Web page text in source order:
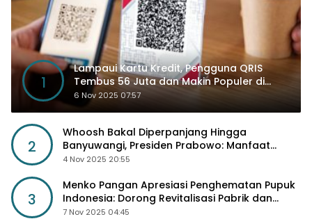
1
Lampaui Kartu Kredit, Pengguna QRIS
Tembus 56 Juta dan Makin Populer di
Kancah Global
6 Nov 2025 07:57
2
Whoosh Bakal Diperpanjang Hingga
Banyuwangi, Presiden Prabowo: Manfaat
Sosial Lebih Besar
4 Nov 2025 20:55
3
Menko Pangan Apresiasi Penghematan Pupuk
Indonesia: Dorong Revitalisasi Pabrik dan
Diskon Harga Pupuk
7 Nov 2025 04:45